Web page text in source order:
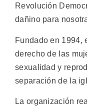
Revolución
dañino para
Fundado en 1994,
derecho de las
sexualidad y
separación de la
La organización